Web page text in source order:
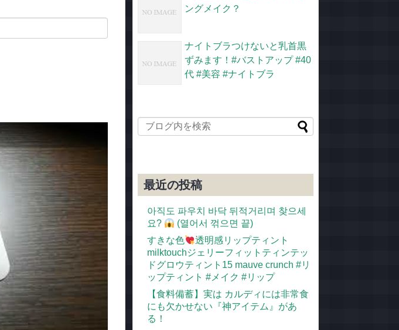
ングメイク？
ナイトブラつけないと乳首黒
ずみます！#バストアップ #40
代 #美容 #ナイトブラ
最近の投稿
아직도 파우치 바닥 뒤적거리며 찾으세
요?
(열어서 꺾으면 끝)
すきな色
透明感リップティント
milktouchジェリーフィットティンテッ
ドグロウティント15 mauve crunch #リ
ップティント #メイク #リップ
【食料備蓄】実は カルディには非常食
にも欠かせない『神アイテム』があ
る！